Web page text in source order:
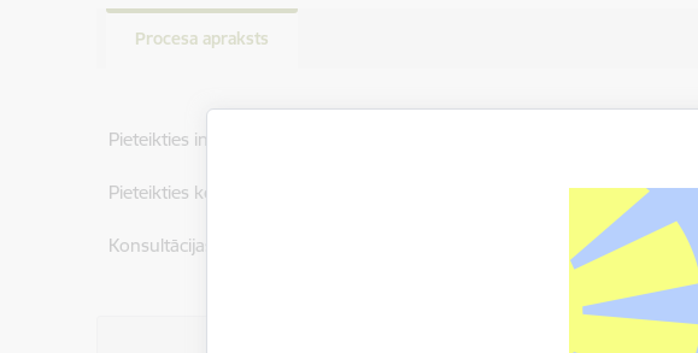
Procesa apraksts
Pieteikties informācijas saņemšanai pa e-pastu var nosūtot attiecīgu
Pieteikties konsultācijām var pie Mārupes novada Tūrisma un
Konsultācijas iespējams saņemt arī telefoniski, zvanot tūrisma speciālistei.